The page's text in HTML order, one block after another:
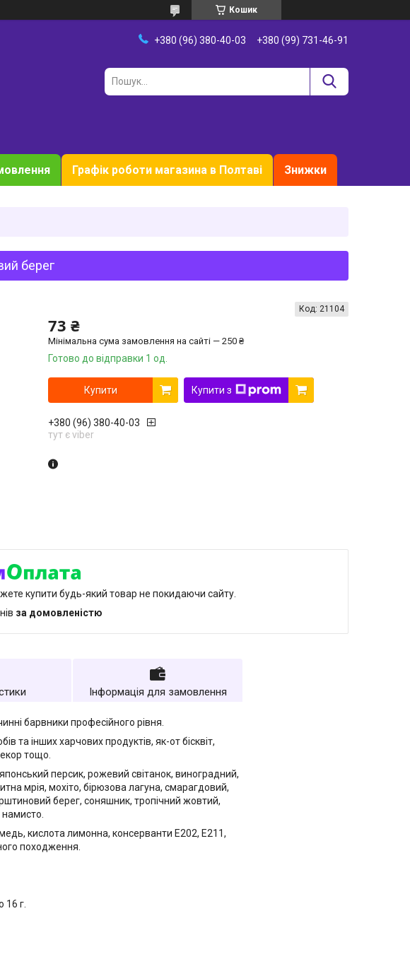
Кошик
+380 (96) 380-40-03 +380 (99) 731-46-91
Графік роботи магазина в Полтаві Знижки
берег
73 ₴
Мінімальна сума замовлення на сайті — 250 ₴
Готово до відправки 1 од.
Код: 21104
Купити Купити з
+380 (96) 380-40-03
тут є viber
купити будь-який товар не покидаючи сайту.
за домовленістю
Інформація для замовлення
барвники професійного рівня.
та інших харчових продуктів, як-от бісквіт,
тощо.
персик, рожевий світанок, виноградний,
мрія, мохіто, бірюзова лагуна, смарагдовий,
берег, соняшник, тропічний жовтий,
намисто.
кислота лимонна, консерванти Е202, Е211,
походження.
16 г.